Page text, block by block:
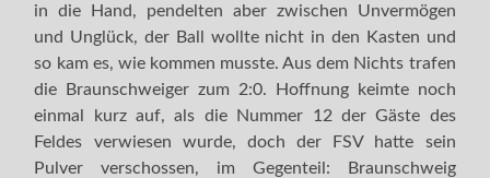
in die Hand, pendelten aber zwischen Unvermögen
und Unglück, der Ball wollte nicht in den Kasten und
so kam es, wie kommen musste. Aus dem Nichts trafen
die Braunschweiger zum 2:0. Hoffnung keimte noch
einmal kurz auf, als die Nummer 12 der Gäste des
Feldes verwiesen wurde, doch der FSV hatte sein
Pulver verschossen, im Gegenteil: Braunschweig